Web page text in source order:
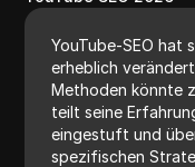
YouTube-SEO hat
erheblich
Methoden könnte
teilt seine
eingestuft und
spezifischen